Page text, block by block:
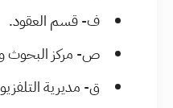
ف- قسم العقود.
ص- مركز البحوث
ق- مديرية